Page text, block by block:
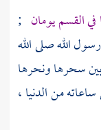
القسم يومان ;
الله صلى الله
سحرها ونحرها
من الدنيا ،